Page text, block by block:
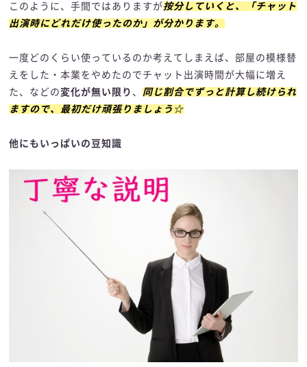
このように、手間ではありますが按分していくと、「チャット
出演時にどれだけ使ったのか」が分かります。
一度どのくらい使っているのか考えてしまえば、部屋の模様替
えをした・本業をやめたのでチャット出演時間が大幅に増え
た、などの変化が無い限り 、 同じ割合でずっと計算し続けられ
ますので、最初だけ頑張りましょう☆
他にもいっぱいの豆知識